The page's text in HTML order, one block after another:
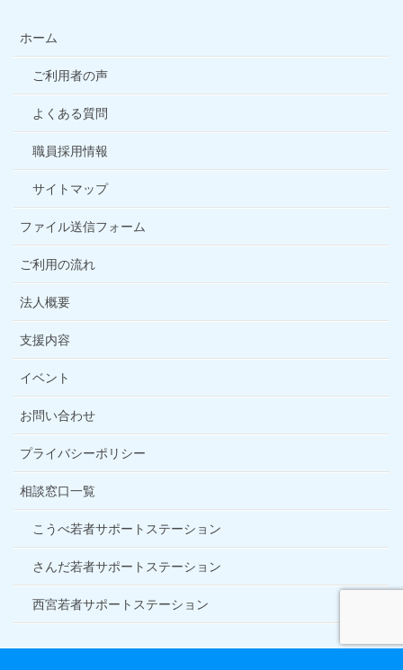
ホーム
ご利用者の声
よくある質問
職員採用情報
サイトマップ
ファイル送信フォーム
ご利用の流れ
法人概要
支援内容
イベント
お問い合わせ
プライバシーポリシー
相談窓口一覧
こうべ若者サポートステーション
さんだ若者サポートステーション
西宮若者サポートステーション